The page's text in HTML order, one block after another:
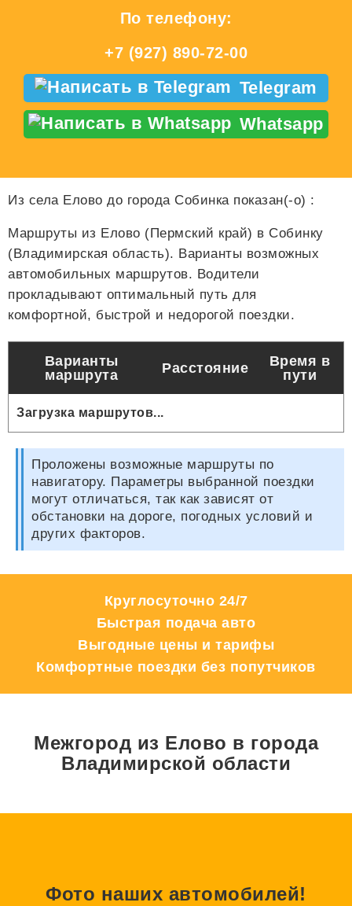
По телефону:
+7 (927) 890-72-00
Telegram
Whatsapp
Из села Елово до города Собинка показан(-о) :
Маршруты из Елово (Пермский край) в Собинку
(Владимирская область). Варианты возможных
автомобильных маршрутов. Водители
прокладывают оптимальный путь для
комфортной, быстрой и недорогой поездки.
Варианты
маршрута
Расстояние
Время в
пути
Загрузка маршрутов...
Проложены возможные маршруты по
навигатору. Параметры выбранной поездки
могут отличаться, так как зависят от
обстановки на дороге, погодных условий и
других факторов.
Круглосуточно 24/7
Быстрая подача авто
Выгодные цены и тарифы
Комфортные поездки без попутчиков
Межгород из Елово в города
Владимирской области
Фото наших автомобилей!